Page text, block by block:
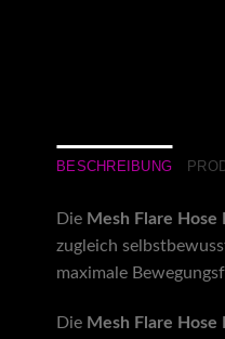
BESCHREIBUNG
Die Mesh Flare Hose
zugleich
maximale
Die Mesh Flare Hose